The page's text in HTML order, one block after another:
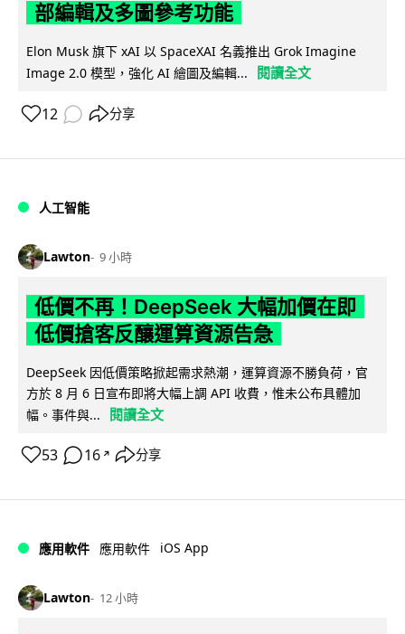
部編輯及多圖參考功能
Elon Musk 旗下 xAI 以 SpaceXAI 名義推出 Grok Imagine
Image 2.0 模型，強化 AI 繪圖及編輯...
閱讀全文
12 分享
人工智能
Lawton 9 小時
低價不再！DeepSeek 大幅加價在即
低價搶客反釀運算資源告急
DeepSeek 因低價策略掀起需求熱潮，運算資源不勝負荷，官
方於 8 月 6 日宣布即將大幅上調 API 收費，惟未公布具體加
幅。事件與...
閱讀全文
53 16 ↗ 分享
應用軟件 應用軟件 iOS App
Lawton 12 小時